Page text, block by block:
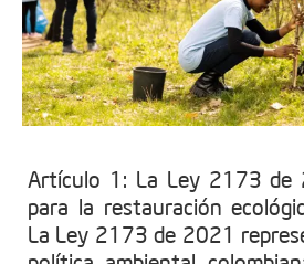
Artículo 1: La Ley 2173
para la restauración
La Ley 2173 de 2021